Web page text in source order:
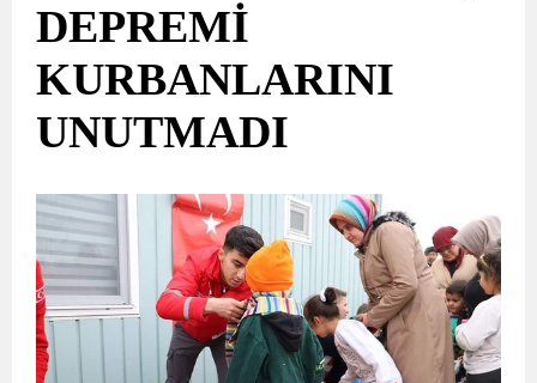
DEPREMİ
KURBANLARINI
UNUTMADI